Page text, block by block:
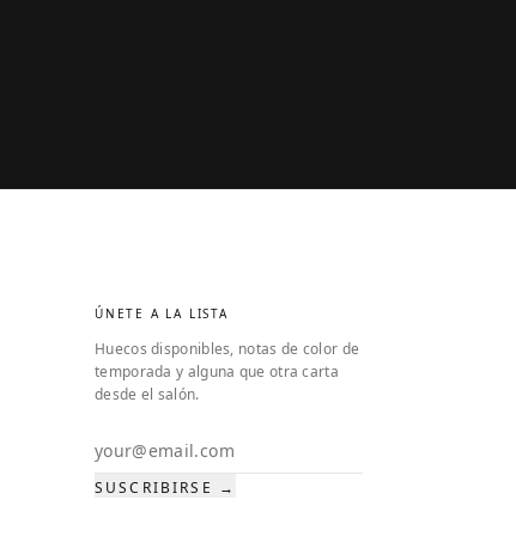
ÚNETE A LA LISTA
Huecos disponibles, notas de color de
temporada y alguna que otra carta
desde el salón.
Email address
SUSCRIBIRSE →